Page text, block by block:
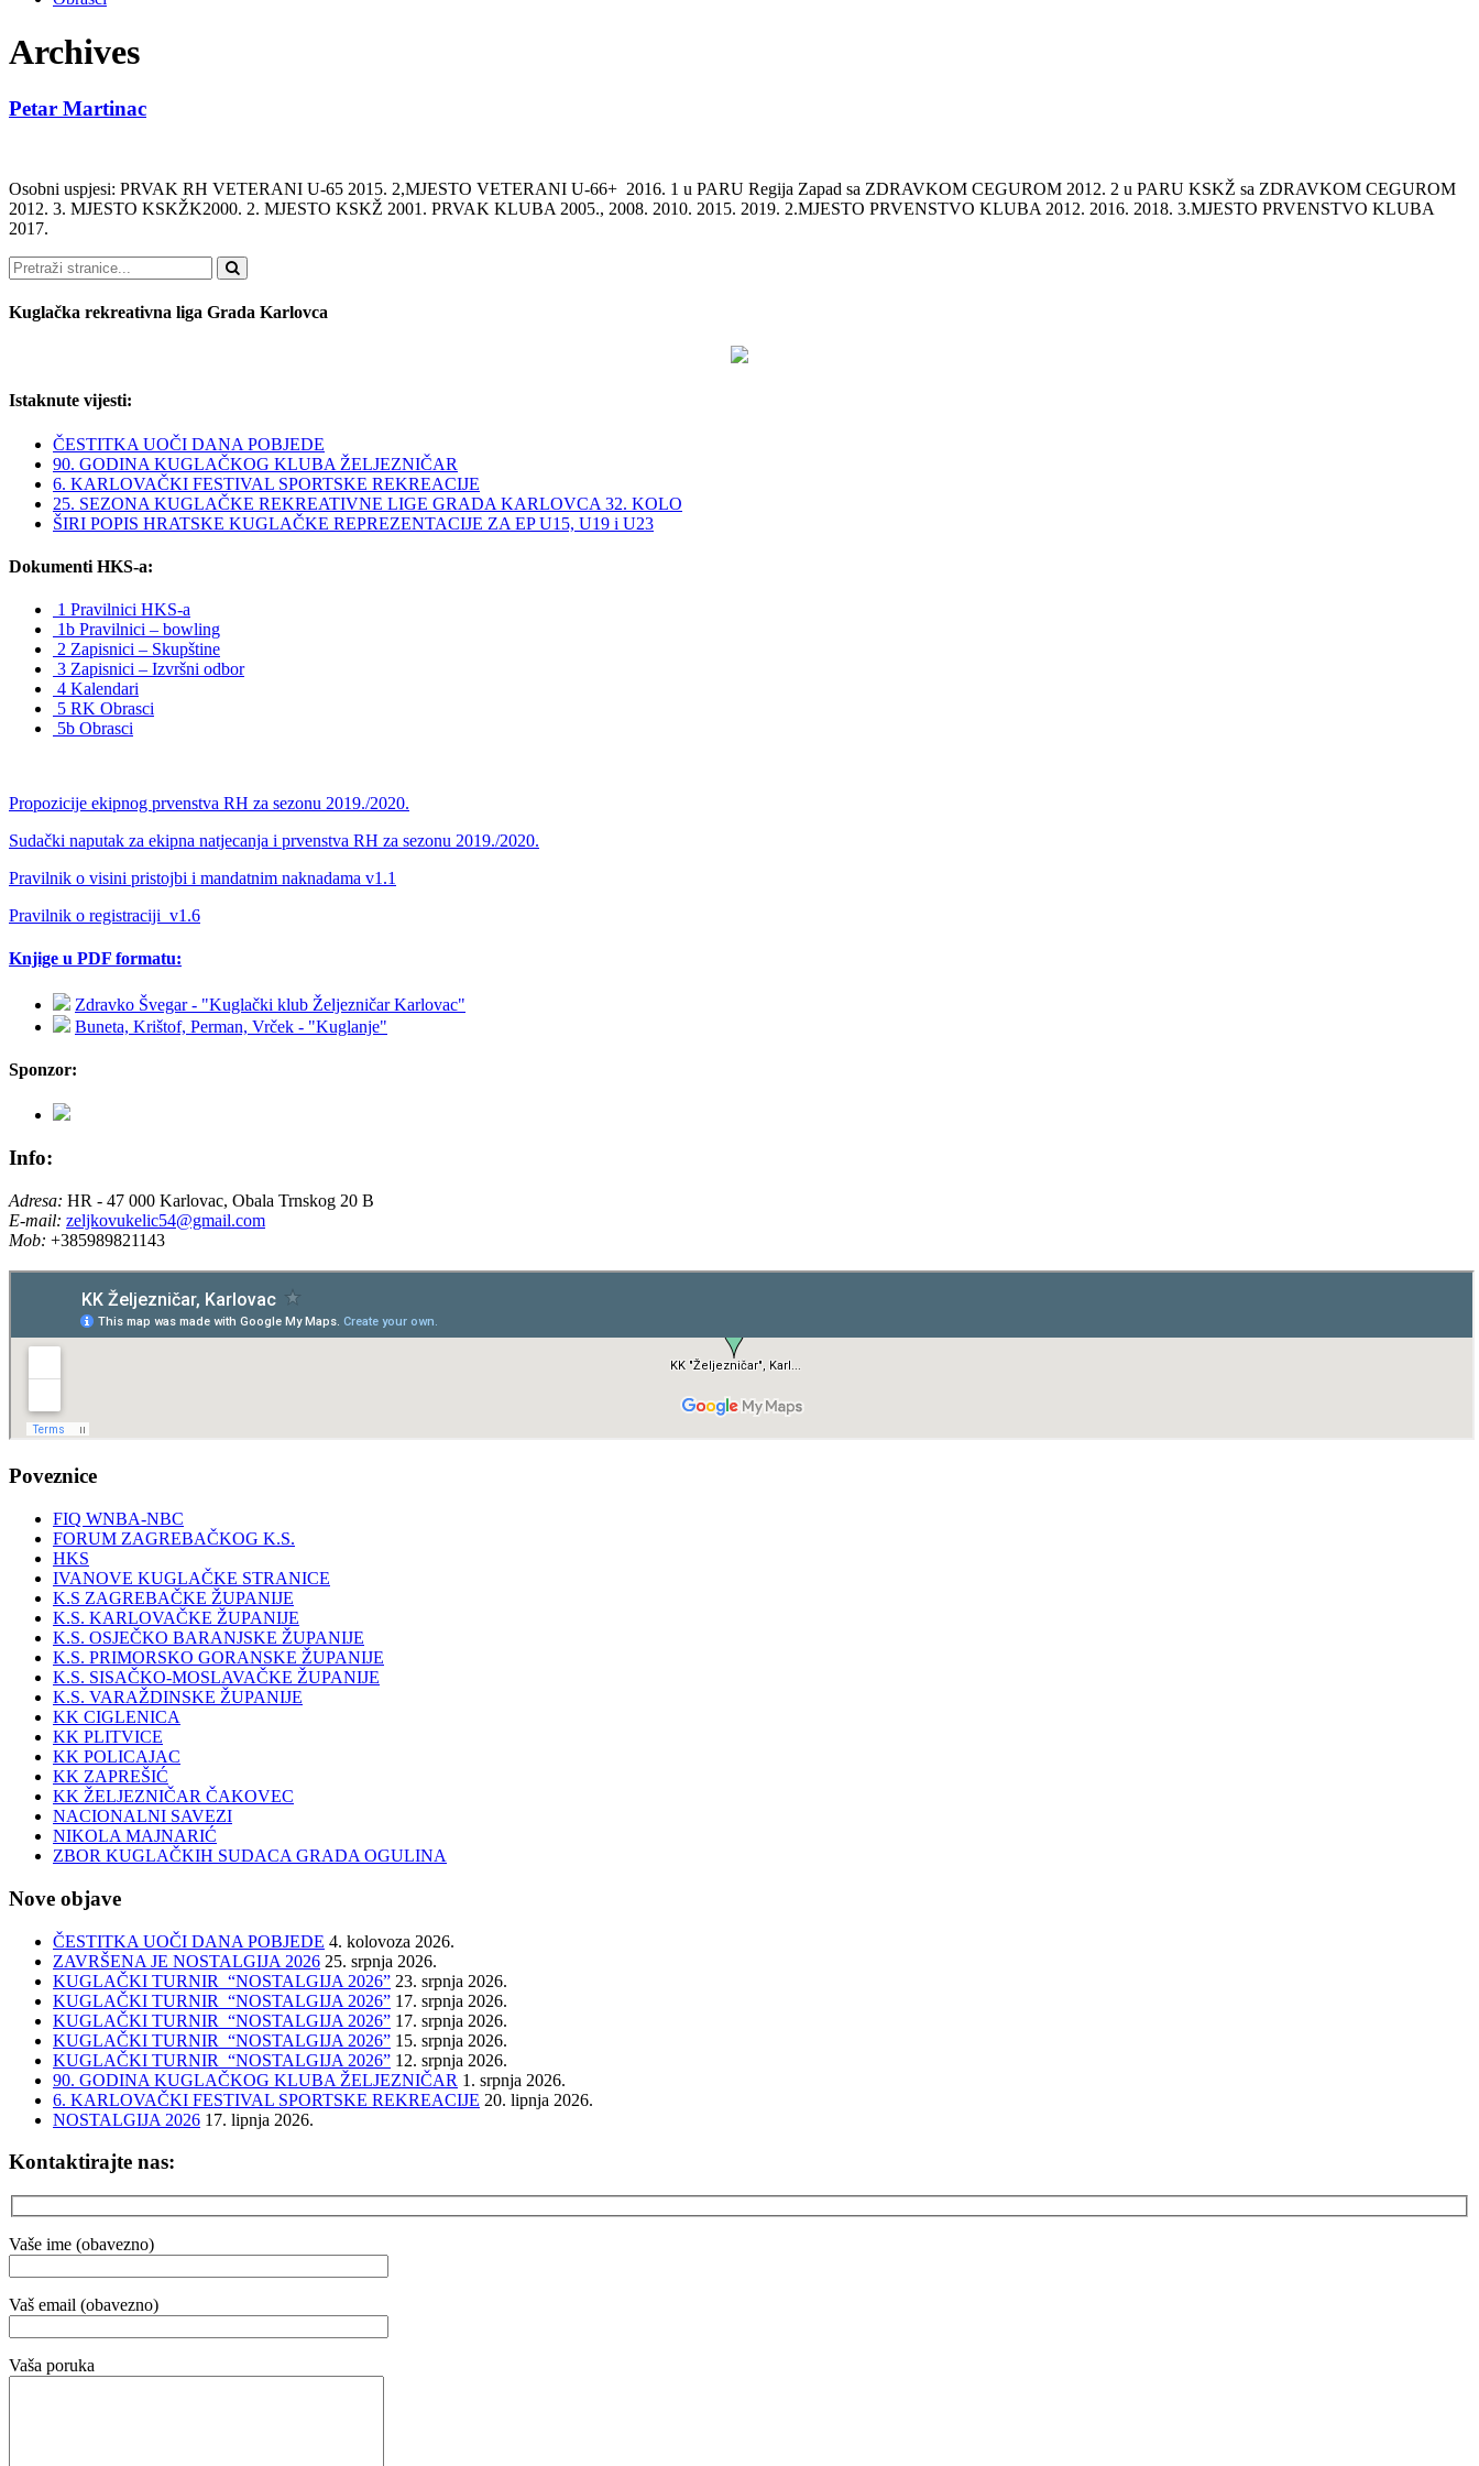
Archives
Petar Martinac
Osobni uspjesi: PRVAK RH VETERANI U-65 2015. 2,MJESTO VETERANI U-66+ 2016. 1 u PARU Regija Zapad sa ZDRAVKOM CEGUROM 2012. 2 u PARU KSKŽ sa ZDRAVKOM CEGUROM
2012. 3. MJESTO KSKŽK2000. 2. MJESTO KSKŽ 2001. PRVAK KLUBA 2005., 2008. 2010. 2015. 2019. 2.MJESTO PRVENSTVO KLUBA 2012. 2016. 2018. 3.MJESTO PRVENSTVO KLUBA
2017.
Pretraži
Kuglačka rekreativna liga Grada Karlovca
Istaknute vijesti:
ČESTITKA UOČI DANA POBJEDE
90. GODINA KUGLAČKOG KLUBA ŽELJEZNIČAR
6. KARLOVAČKI FESTIVAL SPORTSKE REKREACIJE
25. SEZONA KUGLAČKE REKREATIVNE LIGE GRADA KARLOVCA 32. KOLO
ŠIRI POPIS HRATSKE KUGLAČKE REPREZENTACIJE ZA EP U15, U19 i U23
Dokumenti HKS-a:
1 Pravilnici HKS-a
1b Pravilnici – bowling
2 Zapisnici – Skupštine
3 Zapisnici – Izvršni odbor
4 Kalendari
5 RK Obrasci
5b Obrasci
Propozicije ekipnog prvenstva RH za sezonu 2019./2020.
Sudački naputak za ekipna natjecanja i prvenstva RH za sezonu 2019./2020.
Pravilnik o visini pristojbi i mandatnim naknadama v1.1
Pravilnik o registraciji_v1.6
Knjige u PDF formatu:
Zdravko Švegar - "Kuglački klub Željezničar Karlovac"
Buneta, Krištof, Perman, Vrček - "Kuglanje"
Sponzor:
Info:
Adresa: HR - 47 000 Karlovac, Obala Trnskog 20 B
E-mail: zeljkovukelic54@gmail.com
Mob: +385989821143
Poveznice
FIQ WNBA-NBC
FORUM ZAGREBAČKOG K.S.
HKS
IVANOVE KUGLAČKE STRANICE
K.S ZAGREBAČKE ŽUPANIJE
K.S. KARLOVAČKE ŽUPANIJE
K.S. OSJEČKO BARANJSKE ŽUPANIJE
K.S. PRIMORSKO GORANSKE ŽUPANIJE
K.S. SISAČKO-MOSLAVAČKE ŽUPANIJE
K.S. VARAŽDINSKE ŽUPANIJE
KK CIGLENICA
KK PLITVICE
KK POLICAJAC
KK ZAPREŠIĆ
KK ŽELJEZNIČAR ČAKOVEC
NACIONALNI SAVEZI
NIKOLA MAJNARIĆ
ZBOR KUGLAČKIH SUDACA GRADA OGULINA
Nove objave
ČESTITKA UOČI DANA POBJEDE 4. kolovoza 2026.
ZAVRŠENA JE NOSTALGIJA 2026 25. srpnja 2026.
KUGLAČKI TURNIR “NOSTALGIJA 2026” 23. srpnja 2026.
KUGLAČKI TURNIR “NOSTALGIJA 2026” 17. srpnja 2026.
KUGLAČKI TURNIR “NOSTALGIJA 2026” 17. srpnja 2026.
KUGLAČKI TURNIR “NOSTALGIJA 2026” 15. srpnja 2026.
KUGLAČKI TURNIR “NOSTALGIJA 2026” 12. srpnja 2026.
90. GODINA KUGLAČKOG KLUBA ŽELJEZNIČAR 1. srpnja 2026.
6. KARLOVAČKI FESTIVAL SPORTSKE REKREACIJE 20. lipnja 2026.
NOSTALGIJA 2026 17. lipnja 2026.
Kontaktirajte nas:
Vaše ime (obavezno)
Vaš email (obavezno)
Vaša poruka